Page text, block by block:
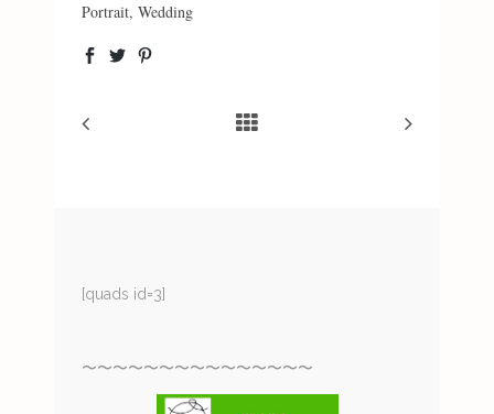
Portrait, Wedding
[quads id=3]
〜〜〜〜〜〜〜〜〜〜〜〜〜〜〜